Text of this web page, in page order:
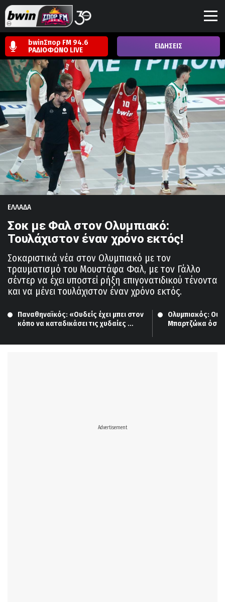
bwinΣπορ FM 94.6
ΡΑΔΙΟΦΩΝΟ LIVE ΕΙΔΗΣΕΙΣ
ΕΛΛΑΔΑ
Σοκ με Φαλ στον Ολυμπιακό:
Τουλάχιστον έναν χρόνο εκτός!
Σοκαριστικά νέα στον Ολυμπιακό με τον
τραυματισμό του Μουστάφα Φαλ, με τον Γάλλο
σέντερ να έχει υποστεί ρήξη επιγονατιδικού τένοντα
και να μένει τουλάχιστον έναν χρόνο εκτός.
Παναθηναϊκός: «Ουδείς έχει μπει στον
κόπο να καταδικάσει τις χυδαίες
Ολυμπιακός: Οι
Μπαρτζώκα όσον